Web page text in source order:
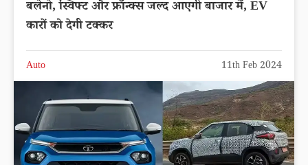
बलेनो, स्विफ्ट और फ्रॉन्क्स जल्द आएगी बाजार में, EV
कारों को देगी टक्कर
Auto 11th Feb 2024